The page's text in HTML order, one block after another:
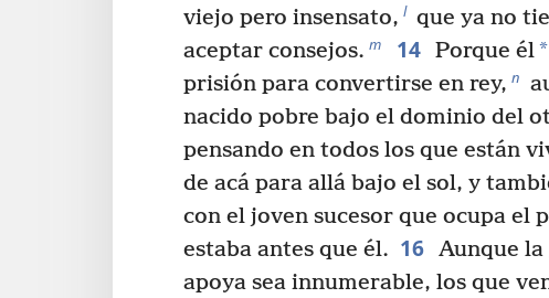
viejo pero insensato, l que ya no
aceptar consejos. m 14 Porque él*
prisión para convertirse en rey, n
nacido pobre bajo el dominio del
pensando en todos los que están
de acá para allá bajo el sol, y
con el joven sucesor que ocupa el
estaba antes que él. 16 Aunque
apoya sea innumerable, los que